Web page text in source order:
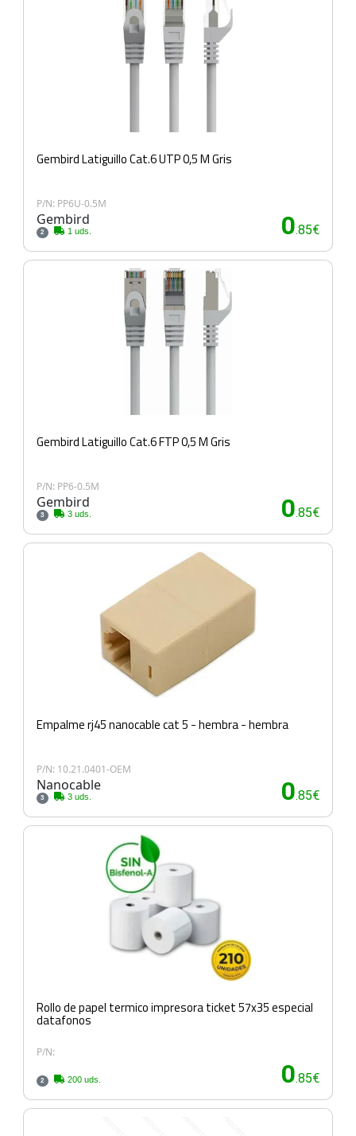
Gembird Latiguillo Cat.6 UTP 0,5 M Gris
P/N: PP6U-0.5M
Gembird
2 1 uds. 0.85€
Gembird Latiguillo Cat.6 FTP 0,5 M Gris
P/N: PP6-0.5M
Gembird
3 3 uds. 0.85€
Empalme rj45 nanocable cat 5 - hembra - hembra
P/N: 10.21.0401-OEM
Nanocable
3 3 uds. 0.85€
Rollo de papel termico impresora ticket 57x35 especial
datafonos
P/N:
2 200 uds. 0.85€